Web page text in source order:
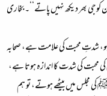
بھر دیکھ نہیں پاتے‘‘۔ بخاری
شدتِ محبت کی علامت ہے، صحابہ
کی شدت کا اندازہ ہوتا ہے،
مجلس میں بیٹھے ہوتے، تو ہم